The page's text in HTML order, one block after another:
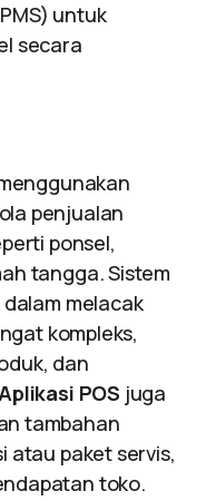
untuk
secara
penjualan
ponsel,
tangga. Sistem
melacak
kompleks,
dan
POS juga
tambahan
atau paket servis,
toko.